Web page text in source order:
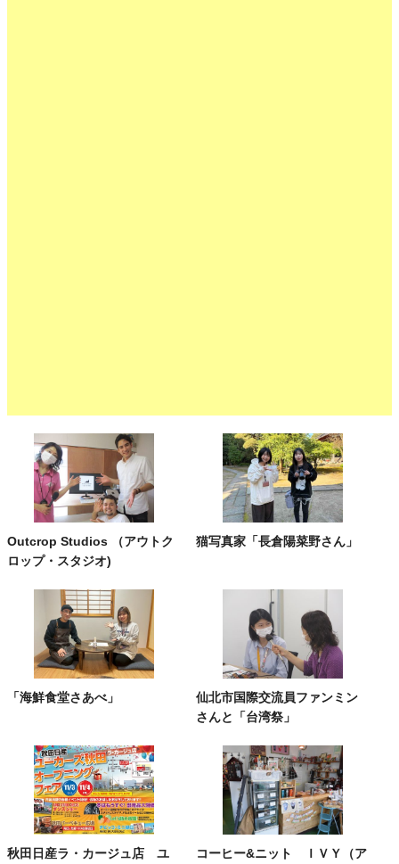
Outcrop Studios （アウトク
ロップ・スタジオ)
猫写真家「長倉陽菜野さん」
「海鮮食堂さあべ」
仙北市国際交流員ファンミン
さんと「台湾祭」
秋田日産ラ・カージュ店 ユ
コーヒー&ニット ＩＶＹ（ア